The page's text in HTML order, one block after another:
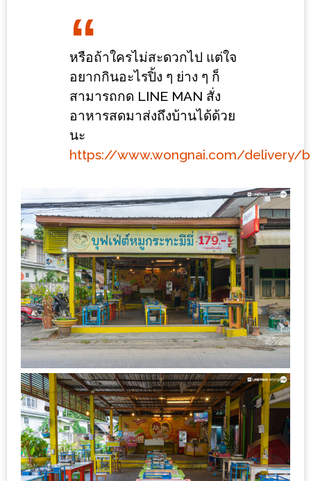
ไป
ลอง
16
ร้าน
อร่อย
มา
ลอง
ถนน
คน
เดิน
วัน
อาทิตย์
ท่าแพ
เชียงใหม่
CART
CHECKOUT
DRAFT
หรือถ้าใครไม่สะดวกไป แต่ใจ
อยากกินอะไรปิ้ง ๆ ย่าง ๆ ก็
สามารถกด LINE MAN สั่ง
อาหารสดมาส่งถึงบ้านได้ด้วย
นะ
https://www.wongnai.com/delivery/